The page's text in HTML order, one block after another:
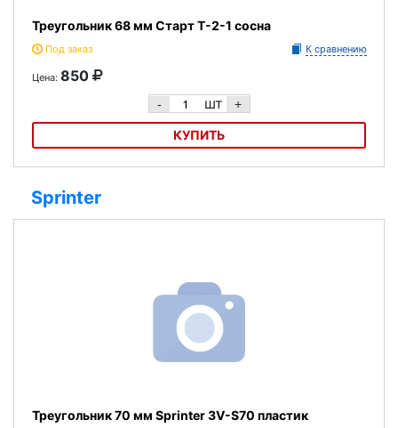
Треугольник 68 мм Старт Т-2-1 сосна
Под заказ К сравнению
Цена: 850
- шт +
КУПИТЬ
Sprinter
Треугольник 70 мм Sprinter 3V-S70 пластик